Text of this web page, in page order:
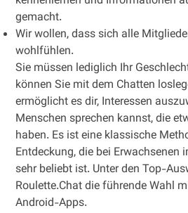
gemacht.
Wir wollen, dass sich alle
wohlfühlen.
Sie müssen lediglich Ihr
können Sie mit dem Chatten
ermöglicht es dir, Interessen
Menschen sprechen kannst, die
haben. Es ist eine klassische
Entdeckung, die bei Erwachsenen
sehr beliebt ist. Unter den Top-
Roulette.Chat die führende Wahl
Android-Apps.